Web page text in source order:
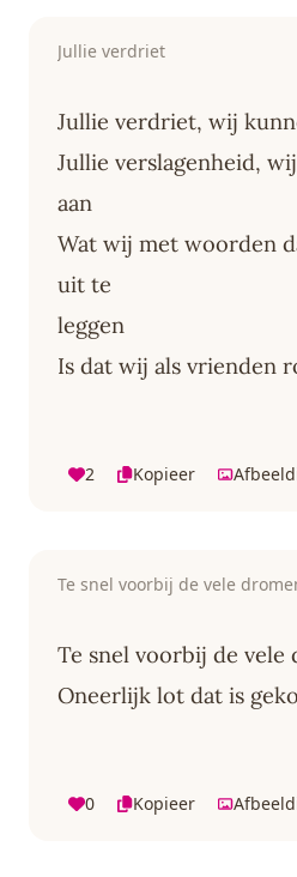
Jullie verdriet
Jullie verdriet, wij
Jullie verslagenheid,
aan
Wat wij met woorden
uit te
leggen
Is dat wij als vrienden
2 Kopieer
Te snel voorbij de vele
Te snel voorbij de vele
Oneerlijk lot dat is
0 Kopieer